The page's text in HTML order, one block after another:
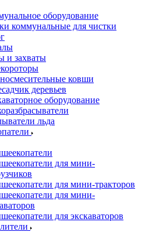
оборудование
коммунальные для чистки
и захваты
ковши
деревьев
оборудование
льда
для мини-
для мини-тракторов
для мини-
для экскаваторов